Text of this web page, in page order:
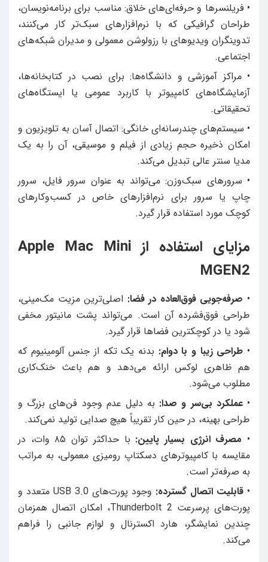
• فریلنسرها و حرفه‌ای‌های خلاق: مناسب برای برنامه‌نویسان،
طراحان گرافیکی که با نرم‌افزارهای سبک‌تر کار می‌کنند،
تدوینگران ویدیوهای با رزولوشن معمولی و مدیران شبکه‌های
اجتماعی.
• مراکز آموزشی و دانشگاه‌ها: برای نصب در کتابخانه‌ها،
آزمایشگاه‌های کامپیوتر با کاربرد عمومی یا ایستگاه‌های
تحقیقاتی.
• سیستم‌های چندرسانه‌ای خانگی: اتصال آسان به تلویزیون و
امکان ذخیره حجم زیادی از فیلم و موسیقی، آن را به یک
مدیا سنتر عالی تبدیل می‌کند.
• سرورهای سبک‌وزن: می‌تواند به عنوان سرور فایل، سرور
چاپ یا سرور برای نرم‌افزارهای خاص در کسب‌وکارهای
کوچک مورد استفاده قرار گیرد.
مزایای استفاده از Apple Mac Mini
MGEN2
• صرفه‌جویی فوق‌العاده در فضا: اصلی‌ترین مزیت مک‌مینی،
طراحی فوق‌فشرده آن است. می‌تواند پشت مانیتور مخفی
شود یا در کوچکترین فضاها قرار گیرد.
• طراحی زیبا و با دوام: بدنه یک تکه از جنس آلومینیوم که
هم ظاهری لوکس ارائه می‌دهد و هم باعث خنک‌کاری
مطلوب می‌شود.
•عملکرد بی‌سر و صدا: به دلیل عدم وجود فن‌های بزرگ و
طراحی بهینه، در حین کار تقریباً هیچ صدایی تولید نمی‌کند.
• مصرف انرژی بسیار پایین:
با حداکثر توان ۸۵ وات، در
مقایسه با کامپیوترهای دسکتاپ رومیزی معمولی، به مراتب
به صرفه‌تر است.
• قابلیت اتصال گسترده:
وجود پورت‌های USB 3.0 متعدد و
پورت‌های پرسرعت Thunderbolt 2، امکان اتصال همزمان
چندین نمایشگر، هارد اکسترنال و لوازم جانبی را فراهم
می‌کند.